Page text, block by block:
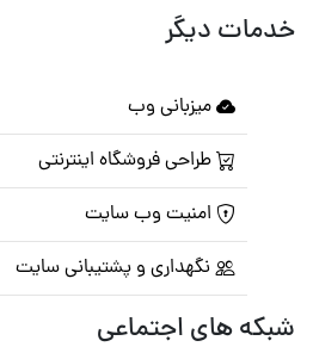
خدمات دیگر
میزبانی وب
طراحی فروشگاه اینترنتی
امنیت وب سایت
نگهداری و پشتیبانی سایت
شبکه های اجتماعی